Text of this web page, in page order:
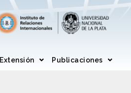
Extensión Publicaciones